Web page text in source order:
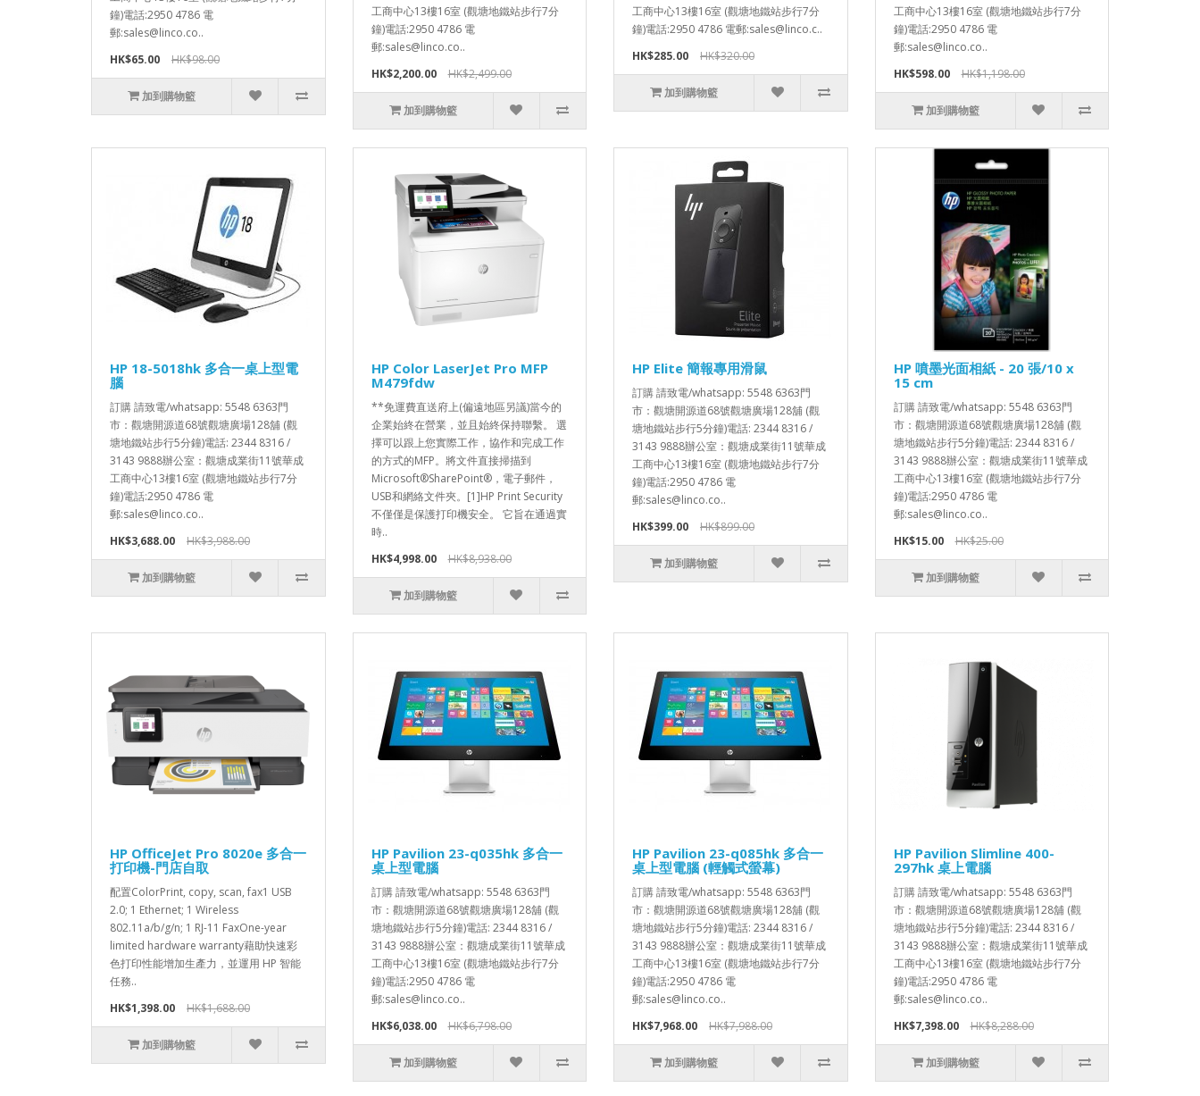
鐘)電話:2950 4786 電
郵:sales@linco.co..
HK$65.00
HK$98.00
加到購物籃
工商中心13樓16室 (觀塘地鐵站步行7分
鐘)電話:2950 4786 電
郵:sales@linco.co..
HK$2,200.00
HK$2,499.00
加到購物籃
工商中心13樓16室 (觀塘地鐵站步行7分
鐘)電話:2950 4786 電郵:sales@linco.c..
HK$285.00
HK$320.00
加到購物籃
工商中心13樓16室 (觀塘地鐵站步行7分
鐘)電話:2950 4786 電
郵:sales@linco.co..
HK$598.00
HK$1,198.00
加到購物籃
HP 18-5018hk 多合一桌上型電
腦
訂購 請致電/whatsapp: 5548 6363門
市：觀塘開源道68號觀塘廣場128舖 (觀
塘地鐵站步行5分鐘)電話: 2344 8316 /
3143 9888辦公室：觀塘成業街11號華成
工商中心13樓16室 (觀塘地鐵站步行7分
鐘)電話:2950 4786 電
郵:sales@linco.co..
HK$3,688.00
HK$3,988.00
加到購物籃
HP Color LaserJet Pro MFP
M479fdw
**免運費直送府上(偏遠地區另議)當今的
企業始終在營業，並且始終保持聯繫。 選
擇可以跟上您實際工作，協作和完成工作
的方式的MFP。將文件直接掃描到
Microsoft®SharePoint®，電子郵件，
USB和網絡文件夾。[1]HP Print Security
不僅僅是保護打印機安全。 它旨在通過實
時..
HK$4,998.00
HK$8,938.00
加到購物籃
HP Elite 簡報專用滑鼠
訂購 請致電/whatsapp: 5548 6363門
市：觀塘開源道68號觀塘廣場128舖 (觀
塘地鐵站步行5分鐘)電話: 2344 8316 /
3143 9888辦公室：觀塘成業街11號華成
工商中心13樓16室 (觀塘地鐵站步行7分
鐘)電話:2950 4786 電
郵:sales@linco.co..
HK$399.00
HK$899.00
加到購物籃
HP 噴墨光面相紙 - 20 張/10 x
15 cm
訂購 請致電/whatsapp: 5548 6363門
市：觀塘開源道68號觀塘廣場128舖 (觀
塘地鐵站步行5分鐘)電話: 2344 8316 /
3143 9888辦公室：觀塘成業街11號華成
工商中心13樓16室 (觀塘地鐵站步行7分
鐘)電話:2950 4786 電
郵:sales@linco.co..
HK$15.00
HK$25.00
加到購物籃
HP OfficeJet Pro 8020e 多合一
打印機-門店自取
配置ColorPrint, copy, scan, fax1 USB
2.0; 1 Ethernet; 1 Wireless
802.11a/b/g/n; 1 RJ-11 FaxOne-year
limited hardware warranty藉助快速彩
色打印性能增加生產力，並運用 HP 智能
任務..
HK$1,398.00
HK$1,688.00
加到購物籃
HP Pavilion 23-q035hk 多合一
桌上型電腦
訂購 請致電/whatsapp: 5548 6363門
市：觀塘開源道68號觀塘廣場128舖 (觀
塘地鐵站步行5分鐘)電話: 2344 8316 /
3143 9888辦公室：觀塘成業街11號華成
工商中心13樓16室 (觀塘地鐵站步行7分
鐘)電話:2950 4786 電
郵:sales@linco.co..
HK$6,038.00
HK$6,798.00
加到購物籃
HP Pavilion 23-q085hk 多合一
桌上型電腦 (輕觸式螢幕)
訂購 請致電/whatsapp: 5548 6363門
市：觀塘開源道68號觀塘廣場128舖 (觀
塘地鐵站步行5分鐘)電話: 2344 8316 /
3143 9888辦公室：觀塘成業街11號華成
工商中心13樓16室 (觀塘地鐵站步行7分
鐘)電話:2950 4786 電
郵:sales@linco.co..
HK$7,968.00
HK$7,988.00
加到購物籃
HP Pavilion Slimline 400-
297hk 桌上電腦
訂購 請致電/whatsapp: 5548 6363門
市：觀塘開源道68號觀塘廣場128舖 (觀
塘地鐵站步行5分鐘)電話: 2344 8316 /
3143 9888辦公室：觀塘成業街11號華成
工商中心13樓16室 (觀塘地鐵站步行7分
鐘)電話:2950 4786 電
郵:sales@linco.co..
HK$7,398.00
HK$8,288.00
加到購物籃